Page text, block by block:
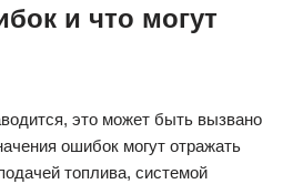
и что могут
это может быть вызвано
ошибок могут отражать
топлива, системой